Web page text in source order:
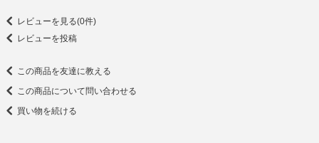
レビューを見る(0件)
レビューを投稿
この商品を友達に教える
この商品について問い合わせる
買い物を続ける